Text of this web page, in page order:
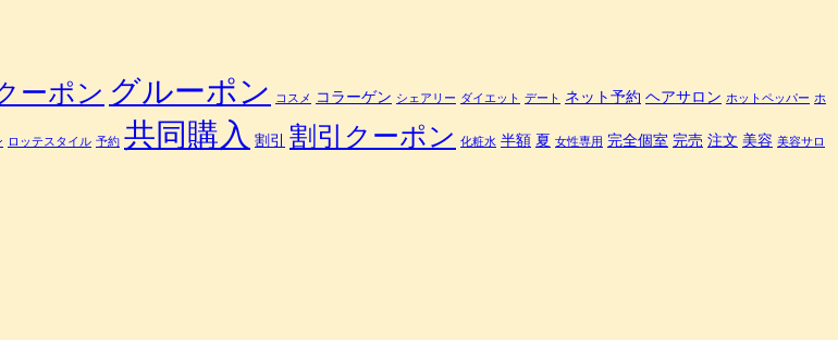
登
く
ーポン グルーポン コスメ コラーゲン シェアリー ダイエット デート ネット予約 ヘアサロン ホットペッパー ホ
ロッテスタイル 予約 共同購入 割引 割引クーポン 化粧水 半額 夏 女性専用 完全個室 完売 注文 美容 美容サロ